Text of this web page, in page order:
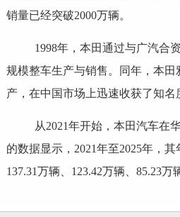
销量已经突破2000万辆。
1998年‌，本田通过与广汽合资
规模整车生产与销售‌。同年，本田
产，在中国市场上迅速收获了知名
从2021年开始，本田汽车在华
的数据显示，2021年至2025年，其
137.31万辆、123.42万辆、85.23万